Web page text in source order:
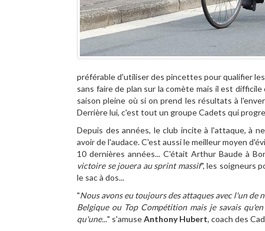
préférable d'utiliser des pincettes pour qualifier
sans faire de plan sur la comète mais il est
saison pleine où si on prend les résultats à
Derrière lui, c'est tout un groupe Cadets qui
Depuis des années, le club incite à l'attaque, à
avoir de l'audace. C'est aussi le meilleur moyen
10 dernières années... C'était Arthur Baude à
victoire se jouera au sprint massif", les soigneurs
le sac à dos...
"Nous avons eu toujours des attaques avec l'un de
Belgique ou Top Compétition mais je savais
qu'une..." s'amuseAnthony Hubert, coach des